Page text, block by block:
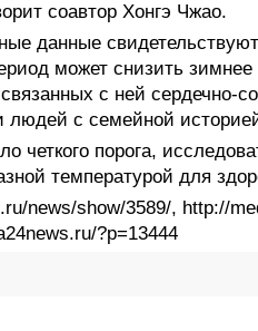
соавтор Хонгэ Чжао.
данные
может снизить
с ней сердечно-
с семейной
четкого порога,
температурой для
news/show/3589/, http://
?p=13444